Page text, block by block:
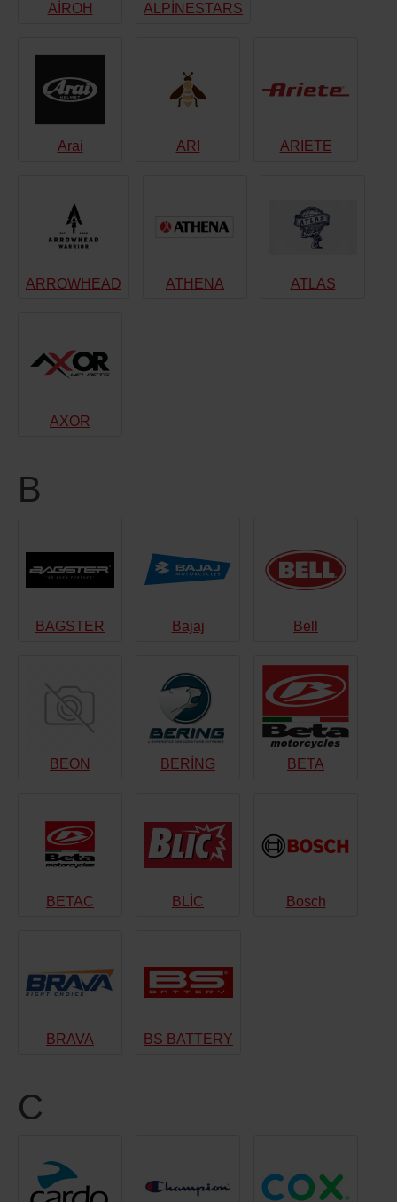
AİROH ALPİNESTARS
Arai ARI ARIETE
ARROWHEAD ATHENA ATLAS
AXOR
B
BAGSTER Bajaj Bell
BEON BERİNG BETA
BETAC BLİC Bosch
BRAVA BS BATTERY
C